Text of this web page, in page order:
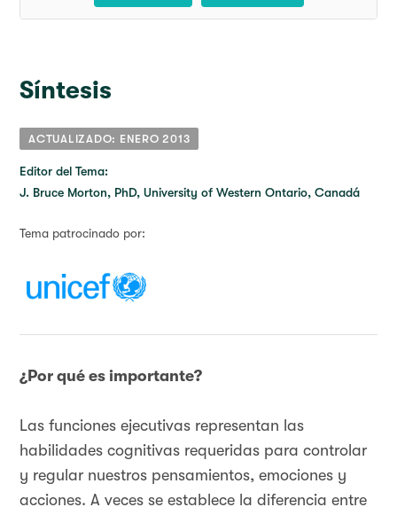
Síntesis
ACTUALIZADO: ENERO 2013
Editor del Tema:
J. Bruce Morton, PhD, University of Western Ontario, Canadá
Tema patrocinado por:
¿Por qué es importante?
Las funciones ejecutivas representan las
habilidades cognitivas requeridas para controlar
y regular nuestros pensamientos, emociones y
acciones. A veces se establece la diferencia entre